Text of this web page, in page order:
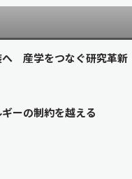
へ 産学をつなぐ研究革新
ーの制約を越える